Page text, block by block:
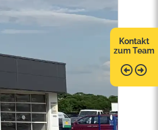
Kontakt
zum Team